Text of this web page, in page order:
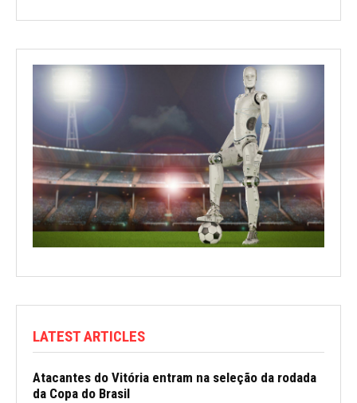
LATEST ARTICLES
Atacantes do Vitória entram na seleção da rodada
da Copa do Brasil